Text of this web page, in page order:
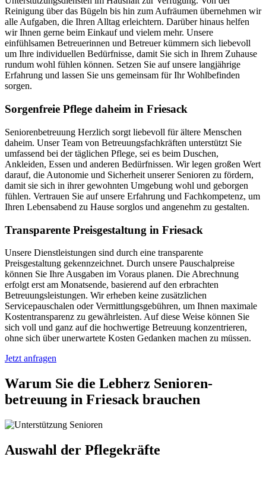
Reinigung über das Bügeln bis hin zum Aufräumen übernehmen wir
alle Aufgaben, die Ihren Alltag erleichtern. Darüber hinaus helfen
wir Ihnen gerne beim Einkauf und vielem mehr. Unsere
einfühlsamen Betreuerinnen und Betreuer kümmern sich liebevoll
um Ihre individuellen Bedürfnisse, damit Sie sich in Ihrem Zuhause
rundum wohl fühlen können. Setzen Sie auf unsere langjährige
Erfahrung und lassen Sie uns gemeinsam für Ihr Wohlbefinden
sorgen.
Sorgenfreie Pflege daheim in Friesack
Seniorenbetreuung Herzlich sorgt liebevoll für ältere Menschen
daheim. Unser Team von Betreuungsfachkräften unterstützt Sie
umfassend bei der täglichen Pflege, sei es beim Duschen,
Ankleiden, Essen und anderen Bedürfnissen. Wir legen großen Wert
darauf, die Autonomie und Sicherheit unserer Senioren zu fördern,
damit sie sich in ihrer gewohnten Umgebung wohl und geborgen
fühlen. Vertrauen Sie auf unsere Erfahrung und Fachkompetenz, um
Ihren Lebensabend zu Hause sorglos und angenehm zu gestalten.
Transparente Preisgestaltung in Friesack
Unsere Dienstleistungen sind durch eine transparente
Preisgestaltung gekennzeichnet. Durch unsere Pauschalpreise
können Sie Ihre Ausgaben im Voraus planen. Die Abrechnung
erfolgt erst am Monatsende, basierend auf den erbrachten
Betreuungsleistungen. Wir erheben keine zusätzlichen
Servicepauschalen oder Vermittlungsgebühren, um Ihnen maximale
Kostentransparenz zu gewährleisten. Auf diese Weise können Sie
sich voll und ganz auf die hochwertige Betreuung konzentrieren,
ohne sich über unerwartete Kosten Gedanken machen zu müssen.
Jetzt anfragen
Warum Sie die Lebherz Senioren­
betreuung in Friesack brauchen
Auswahl der Pflegekräfte